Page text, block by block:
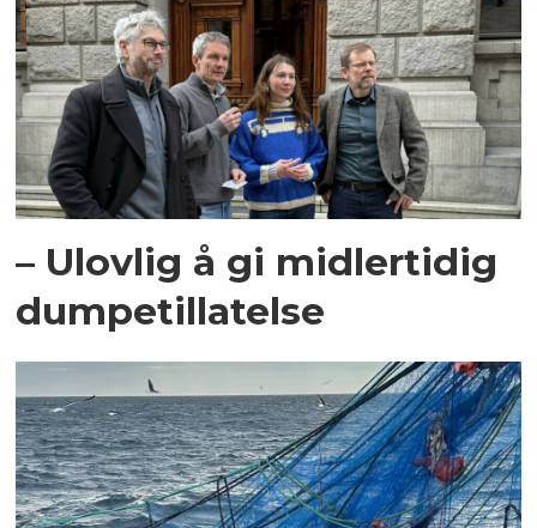
– Ulovlig å gi midlertidig
dumpetillatelse